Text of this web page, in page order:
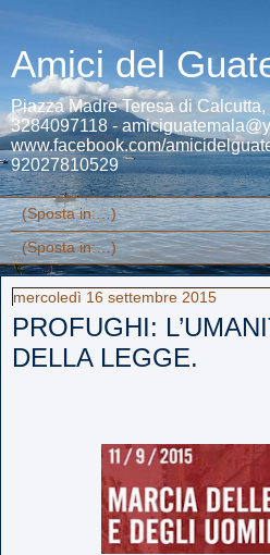
Amici del
Piazza Madre Teresa di
3284097118 -
www.facebook.com/
92027810529
mercoledì 16 settembre 2015
PROFUGHI:
DELLA LEGGE.